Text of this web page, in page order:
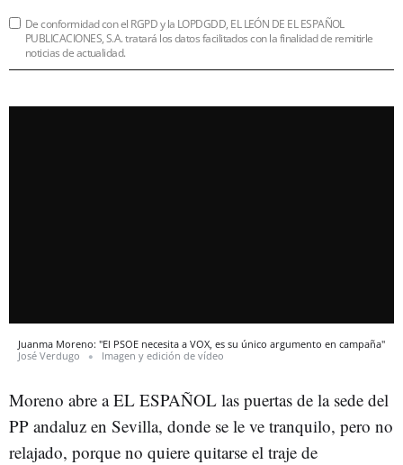
De conformidad con el RGPD y la LOPDGDD, EL LEÓN DE EL ESPAÑOL
PUBLICACIONES, S.A. tratará los datos facilitados con la finalidad de remitirle
noticias de actualidad.
Juanma Moreno: "El PSOE necesita a VOX, es su único argumento en campaña"
José Verdugo
Imagen y edición de vídeo
Moreno abre a EL ESPAÑOL las puertas de la sede del
PP andaluz en Sevilla, donde se le ve tranquilo, pero no
relajado, porque no quiere quitarse el traje de